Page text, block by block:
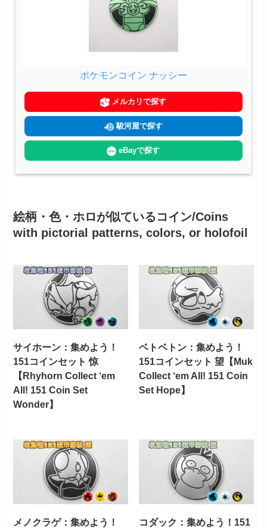
ポケモンコイン ナッシー
メルカリで探す
駿河屋で探す
eBayで探す
絵柄・色・ホロが似ているコイン/Coins
with pictorial patterns, colors, or holofoil
サイホーン：集めよう！
151コインセット 惊
【Rhyhorn Collect ‘em
All! 151 Coin Set
Wonder】
ベトベトン：集めよう！
151コインセット 望【Muk
Collect ‘em All! 151 Coin
Set Hope】
メノクラゲ：集めよう！
コダック：集めよう！151